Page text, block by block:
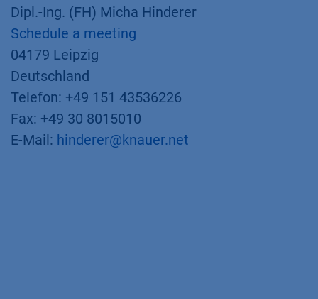
Dipl.-Ing. (FH) Micha Hinderer
Schedule a meeting
04179 Leipzig
Deutschland
Telefon: +49 151 43536226
Fax: +49 30 8015010
E-Mail: hinderer@knauer.net